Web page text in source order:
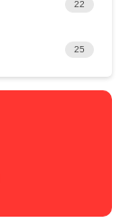
22
25